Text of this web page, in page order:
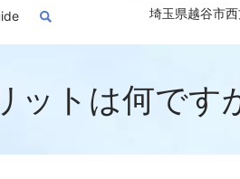
埼玉県越谷市
ットは何です